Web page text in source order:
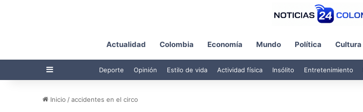
Actualidad Colombia Economía Mundo Política Cultura
Barra lateral Deporte Opinión Estilo de vida Actividad física Insólito Entretenimiento
Inicio /accidentes en el circo